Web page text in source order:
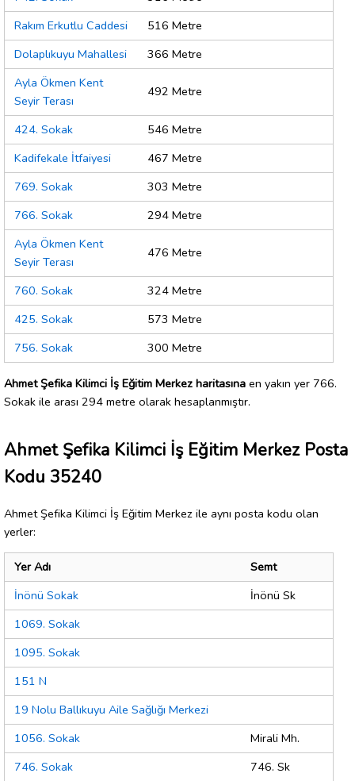
Rakım Erkutlu Caddesi
516 Metre
Dolaplıkuyu Mahallesi
366 Metre
Ayla Ökmen Kent
Seyir Terası
492 Metre
424. Sokak
546 Metre
Kadifekale İtfaiyesi
467 Metre
769. Sokak
303 Metre
766. Sokak
294 Metre
Ayla Ökmen Kent
Seyir Terası
476 Metre
760. Sokak
324 Metre
425. Sokak
573 Metre
756. Sokak
300 Metre
Ahmet Şefika Kilimci İş Eğitim Merkez haritasına en yakın yer 766.
Sokak ile arası 294 metre olarak hesaplanmıştır.
Ahmet Şefika Kilimci İş Eğitim Merkez Posta
Kodu 35240
Ahmet Şefika Kilimci İş Eğitim Merkez ile aynı posta kodu olan
yerler:
Yer Adı
Semt
İnönü Sokak
İnönü Sk
1069. Sokak
1095. Sokak
151 N
19 Nolu Ballıkuyu Aile Sağlığı Merkezi
1056. Sokak
Mirali Mh.
746. Sokak
746. Sk